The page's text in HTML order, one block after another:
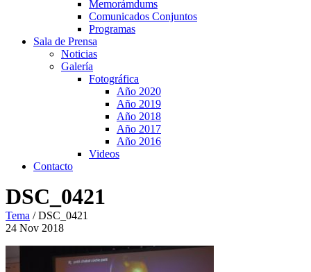
Memorámdums
Comunicados Conjuntos
Programas
Sala de Prensa
Noticias
Galería
Fotográfica
Año 2020
Año 2019
Año 2018
Año 2017
Año 2016
Videos
Contacto
DSC_0421
Tema /DSC_0421
24 Nov 2018